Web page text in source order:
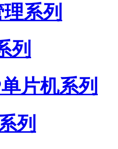
系列
列
片机系列
列